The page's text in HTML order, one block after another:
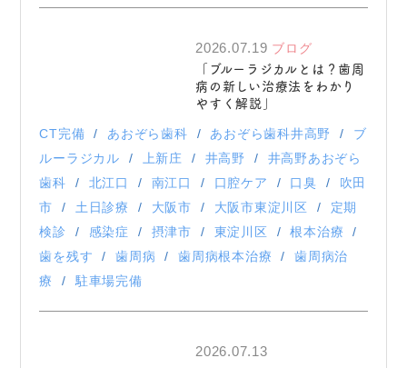
2026.07.19 ブログ
「ブルーラジカルとは？歯周
病の新しい治療法をわかり
やすく解説」
CT完備 あおぞら歯科 あおぞら歯科井高野
ブ
ルーラジカル
上新庄 井高野
井高野あおぞら
歯科
北江口 南江口 口腔ケア 口臭
吹田
市
土日診療 大阪市 大阪市東淀川区
定期
検診
感染症 摂津市 東淀川区
根本治療
歯を残す
歯周病 歯周病根本治療
歯周病治
療
駐車場完備
2026.07.13